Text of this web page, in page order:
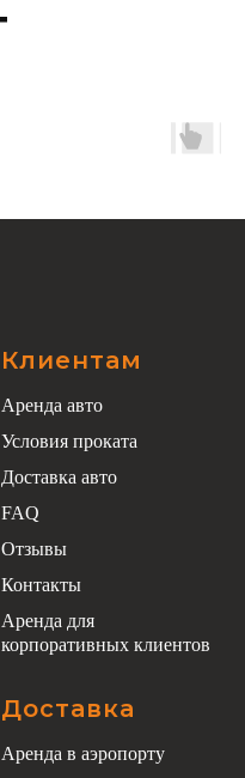
Клиентам
Аренда авто
Условия проката
Доставка авто
FAQ
Отзывы
Контакты
Аренда для
корпоративных клиентов
Доставка
Аренда в аэропорту